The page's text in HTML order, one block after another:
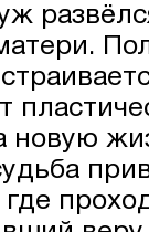
новую